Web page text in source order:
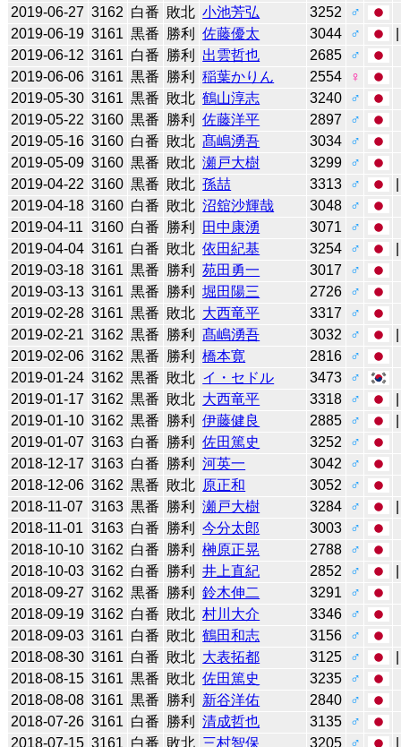
2019-06-27 3162 白番 敗北 小池芳弘 3252
♂
2019-06-19 3161 黒番 勝利 佐藤優太 3044 ♂
2019-06-12 3161 白番 勝利 出雲哲也 2685
♂
2019-06-06 3161 黒番 勝利 稲葉かりん 2554
♀
2019-05-30 3161 黒番 敗北 鶴山淳志 3240
♂
2019-05-22 3160 黒番 勝利 佐藤洋平 2897
♂
2019-05-16 3160 白番 敗北 髙嶋湧吾 3034
♂
2019-05-09 3160 黒番 敗北 瀬戸大樹 3299
♂
2019-04-22 3160 黒番 敗北 孫喆 3313 ♂
2019-04-18 3160 白番 敗北 沼舘沙輝哉 3048
♂
2019-04-11 3160 白番 勝利 田中康湧 3071
♂
2019-04-04 3161 白番 敗北 依田紀基 3254 ♂
2019-03-18 3161 黒番 勝利 苑田勇一 3017
♂
2019-03-13 3161 黒番 勝利 堀田陽三 2726
♂
2019-02-28 3161 黒番 敗北 大西竜平 3317
♂
2019-02-21 3162 黒番 勝利 髙嶋湧吾 3032 ♂
2019-02-06 3162 黒番 勝利 橋本寛 2816
♂
2019-01-24 3162 黒番 敗北 イ・セドル 3473
♂
2019-01-17 3162 黒番 敗北 大西竜平 3318 ♂
2019-01-10 3162 黒番 勝利 伊藤健良 2885 ♂
2019-01-07 3163 白番 勝利 佐田篤史 3252
♂
2018-12-17 3163 白番 勝利 河英一 3042
♂
2018-12-06 3162 黒番 敗北 原正和 3052
♂
2018-11-07 3163 黒番 勝利 瀬戸大樹 3284 ♂
2018-11-01 3163 白番 勝利 今分太郎 3003
♂
2018-10-10 3162 白番 勝利 榊原正晃 2788
♂
2018-10-03 3162 白番 勝利 井上直紀 2852 ♂
2018-09-27 3162 黒番 勝利 鈴木伸二 3291
♂
2018-09-19 3162 白番 敗北 村川大介 3346
♂
2018-09-03 3161 白番 敗北 鶴田和志 3156
♂
2018-08-30 3161 白番 敗北 大表拓都 3125 ♂
2018-08-15 3161 黒番 敗北 佐田篤史 3235
♂
2018-08-08 3161 黒番 勝利 新谷洋佑 2840
♂
2018-07-26 3161 白番 勝利 清成哲也 3135
♂
2018-07-15 3161 白番 敗北 三村智保 3205 ♂